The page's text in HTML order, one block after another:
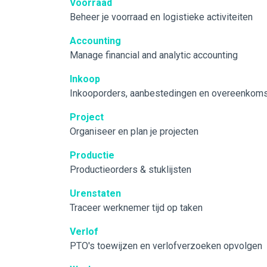
Voorraad
Beheer je voorraad en logistieke activiteiten
Accounting
Manage financial and analytic accounting
Inkoop
Inkooporders, aanbestedingen en
Project
Organiseer en plan je projecten
Productie
Productieorders & stuklijsten
Urenstaten
Traceer werknemer tijd op taken
Verlof
PTO's toewijzen en verlofverzoeken opvolgen